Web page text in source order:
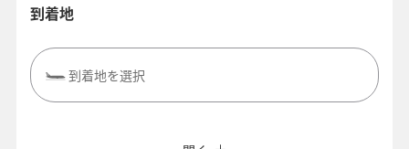
到着地
到着地を選択